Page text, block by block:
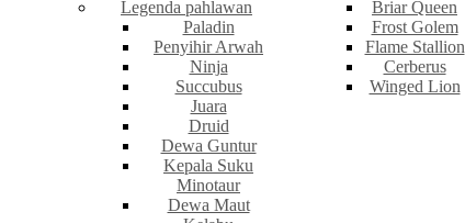
Legenda pahlawan
Paladin
Penyihir Arwah
Ninja
Succubus
Juara
Druid
Dewa Guntur
Kepala Suku
Minotaur
Dewa Maut
Briar Queen
Frost Golem
Flame Stallion
Cerberus
Winged Lion